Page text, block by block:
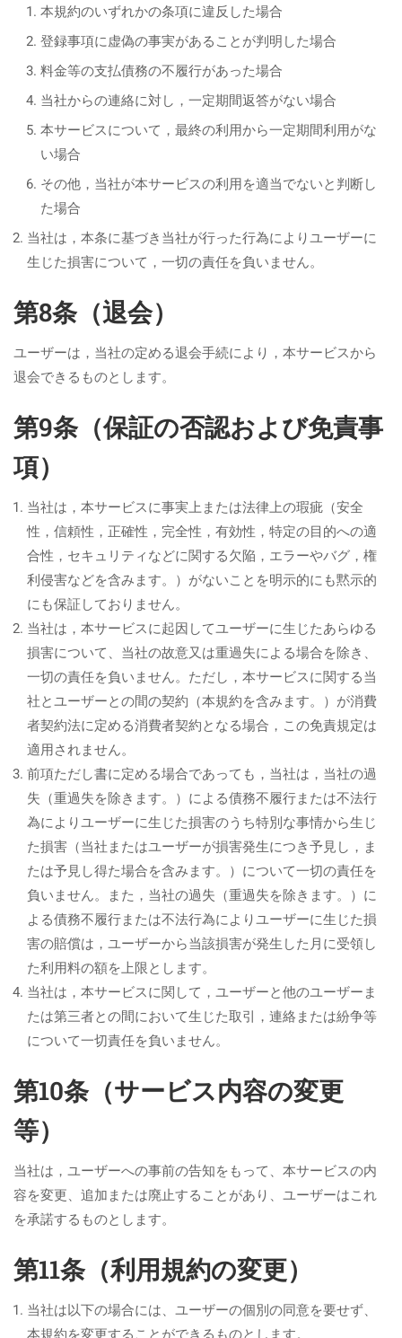
本規約のいずれかの条項に違反した場合
登録事項に虚偽の事実があることが判明した場合
料金等の支払債務の不履行があった場合
当社からの連絡に対し，一定期間返答がない場合
本サービスについて，最終の利用から一定期間利用がな
い場合
その他，当社が本サービスの利用を適当でないと判断し
た場合
当社は，本条に基づき当社が行った行為によりユーザーに
生じた損害について，一切の責任を負いません。
第8条（退会）
ユーザーは，当社の定める退会手続により，本サービスから
退会できるものとします。
第9条（保証の否認および免責事
項）
当社は，本サービスに事実上または法律上の瑕疵（安全
性，信頼性，正確性，完全性，有効性，特定の目的への適
合性，セキュリティなどに関する欠陥，エラーやバグ，権
利侵害などを含みます。）がないことを明示的にも黙示的
にも保証しておりません。
当社は，本サービスに起因してユーザーに生じたあらゆる
損害について、当社の故意又は重過失による場合を除き、
一切の責任を負いません。ただし，本サービスに関する当
社とユーザーとの間の契約（本規約を含みます。）が消費
者契約法に定める消費者契約となる場合，この免責規定は
適用されません。
前項ただし書に定める場合であっても，当社は，当社の過
失（重過失を除きます。）による債務不履行または不法行
為によりユーザーに生じた損害のうち特別な事情から生じ
た損害（当社またはユーザーが損害発生につき予見し，ま
たは予見し得た場合を含みます。）について一切の責任を
負いません。また，当社の過失（重過失を除きます。）に
よる債務不履行または不法行為によりユーザーに生じた損
害の賠償は，ユーザーから当該損害が発生した月に受領し
た利用料の額を上限とします。
当社は，本サービスに関して，ユーザーと他のユーザーま
たは第三者との間において生じた取引，連絡または紛争等
について一切責任を負いません。
第10条（サービス内容の変更
等）
当社は，ユーザーへの事前の告知をもって、本サービスの内
容を変更、追加または廃止することがあり、ユーザーはこれ
を承諾するものとします。
第11条（利用規約の変更）
当社は以下の場合には、ユーザーの個別の同意を要せず、
本規約を変更することができるものとします。